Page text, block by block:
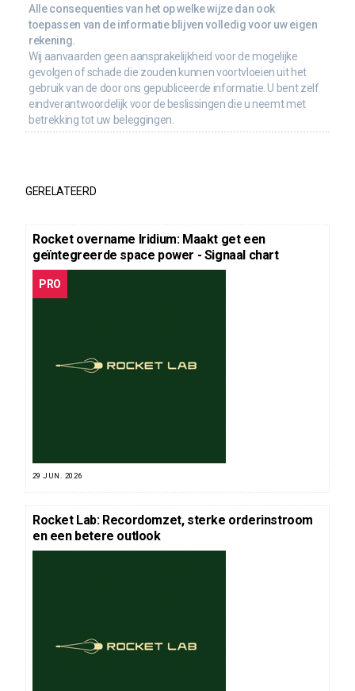
Alle consequenties van het op welke wijze dan ook
toepassen van de informatie blijven volledig voor uw eigen
rekening.
Wij aanvaarden geen aansprakelijkheid voor de mogelijke
gevolgen of schade die zouden kunnen voortvloeien uit het
gebruik van de door ons gepubliceerde informatie. U bent zelf
eindverantwoordelijk voor de beslissingen die u neemt met
betrekking tot uw beleggingen.
GERELATEERD
Rocket overname Iridium: Maakt get een
geïntegreerde space power - Signaal chart
PRO
29 JUN. 2026
Rocket Lab: Recordomzet, sterke orderinstroom
en een betere outlook